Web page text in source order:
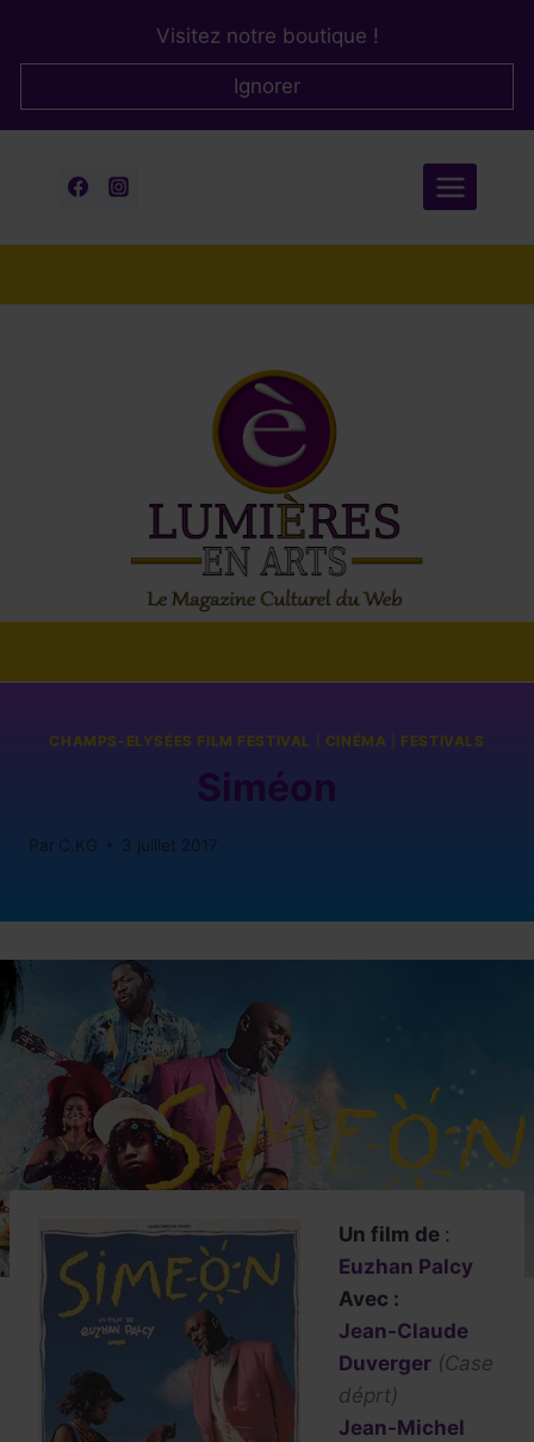
Visitez notre boutique !
Ignorer
CHAMPS-ELYSÉES FILM FESTIVAL CINÉMA FESTIVALS
Siméon
Par C.KG 3 juillet 2017
Un film de :
Euzhan Palcy
Avec :
Jean-Claude
Duverger (Case
déprt)
Jean-Michel